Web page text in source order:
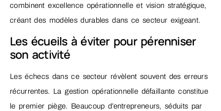
combinent excellence opérationnelle et vision stratégique,
créant des modèles durables dans ce secteur exigeant.
Les écueils à éviter pour pérenniser
son activité
Les échecs dans ce secteur révèlent souvent des erreurs
récurrentes. La gestion opérationnelle défaillante constitue
le premier piège. Beaucoup d’entrepreneurs, séduits par